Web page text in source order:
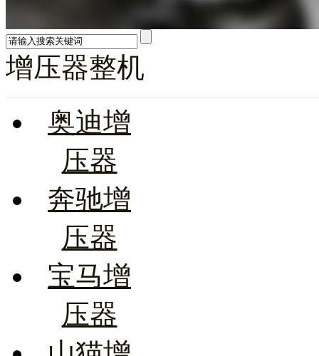
增压器整机
奥迪增
压器
奔驰增
压器
宝马增
压器